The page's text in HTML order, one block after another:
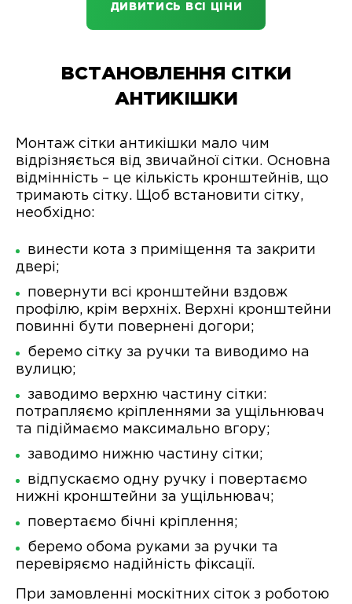
ДИВИТИСЬ ВСІ ЦІНИ
ВСТАНОВЛЕННЯ СІТКИ
АНТИКІШКИ
Монтаж сітки антикішки мало чим
відрізняється від звичайної сітки. Основна
відмінність – це кількість кронштейнів, що
тримають сітку. Щоб встановити сітку,
необхідно:
винести кота з приміщення та закрити
двері;
повернути всі кронштейни вздовж
профілю, крім верхніх. Верхні кронштейни
повинні бути повернені догори;
беремо сітку за ручки та виводимо на
вулицю;
заводимо верхню частину сітки:
потрапляємо кріпленнями за ущільнювач
та підіймаємо максимально вгору;
заводимо нижню частину сітки;
відпускаємо одну ручку і повертаємо
нижні кронштейни за ущільнювач;
повертаємо бічні кріплення;
беремо обома руками за ручки та
перевіряємо надійність фіксації.
При замовленні москітних сіток з роботою